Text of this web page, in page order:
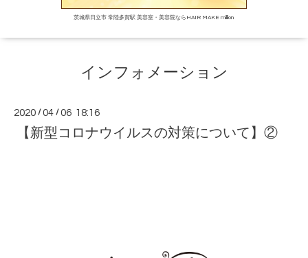
茨城県日立市 常陸多賀駅 美容室・美容院ならHAIR MAKE million
インフォメーション
2020 /04 /06 18:16
【新型コロナウイルスの対策について】②